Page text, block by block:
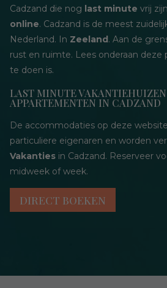
Cadzand die nog last minute vrij
online. Cadzand is de meest
Nederland. In Zeeland. Aan de
rust en ruimte. Lees onderaan deze
te doen is.
LAST MINUTE
APPARTEMENTEN IN CADZAND
De accommodaties op deze
particuliere eigenaren en worden
Vakanties in Cadzand. Reserveer
midweek of week.
DIRECT BOEKEN